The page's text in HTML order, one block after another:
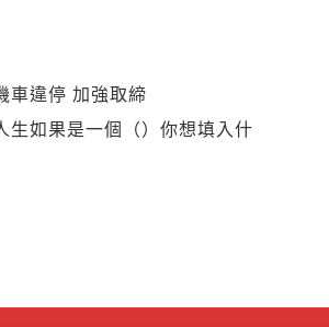
車違停 加強取締
生如果是一個（）你想填入什